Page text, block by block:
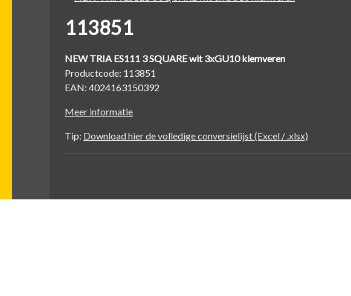
113851
NEW TRIA ES111 3 SQUARE wit 3xGU10 klemveren
Productcode: 113851
EAN: 4024163150392
Meer informatie
Tip: Download hier de volledige conversielijst (Excel / .xlsx)